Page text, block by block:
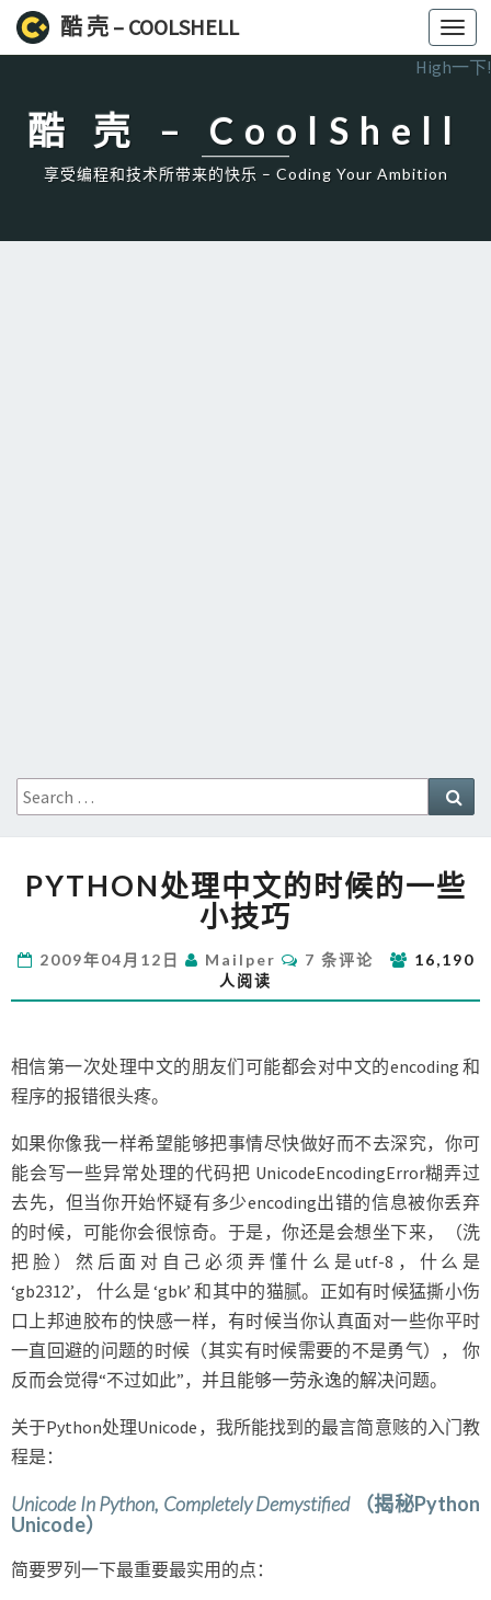
酷 壳 – COOLSHELL
High一下!
酷 壳 – CoolShell
享受编程和技术所带来的快乐 – Coding Your Ambition
Search
for:
处
理
中
文
的
时
一
技
巧
PYTHON处理中文的时候的一些
小技巧
2009年04月12日 Mailper
评
论
7 条评论
16,190
人阅读
相信第一次处理中文的朋友们可能都会对中文的encoding 和
程序的报错很头疼。
如果你像我一样希望能够把事情尽快做好而不去深究，你可
能会写一些异常处理的代码把 UnicodeEncodingError糊弄过
去先，但当你开始怀疑有多少encoding出错的信息被你丢弃
的时候，可能你会很惊奇。于是，你还是会想坐下来，（洗
把脸）然后面对自己必须弄懂什么是utf-8，什么是
‘gb2312’， 什么是 ‘gbk’ 和其中的猫腻。正如有时候猛撕小伤
口上邦迪胶布的快感一样，有时候当你认真面对一些你平时
一直回避的问题的时候（其实有时候需要的不是勇气）， 你
反而会觉得“不过如此”，并且能够一劳永逸的解决问题。
关于Python处理Unicode，我所能找到的最言简意赅的入门教
程是：
UnicodeInPython, Completely Demystified
（揭秘Python
Unicode）
简要罗列一下最重要最实用的点：